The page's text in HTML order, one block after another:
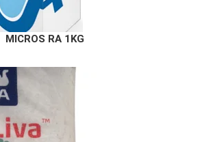
MICROS RA 1KG